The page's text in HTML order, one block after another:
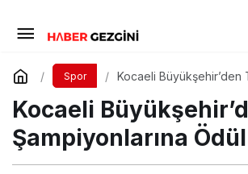
Spor
Kocaeli Büyükşehir’den
Kocaeli
Şampiyonlarına